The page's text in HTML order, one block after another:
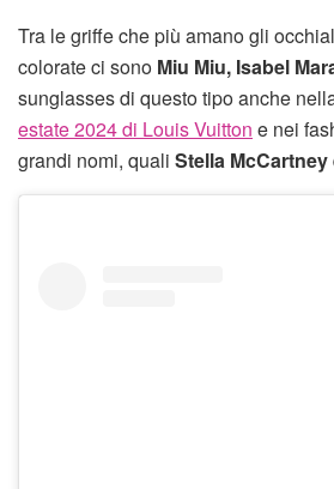
Tra le griffe che più amano gli
colorate ci sono Miu Miu, Isabel
sunglasses di questo tipo anche
estate 2024 di Louis Vuitton e nei
grandi nomi, quali Stella McCartney